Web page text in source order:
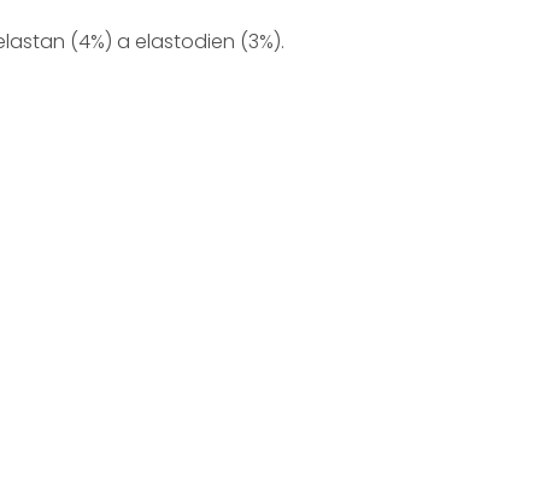
(4%) a elastodien (3%).